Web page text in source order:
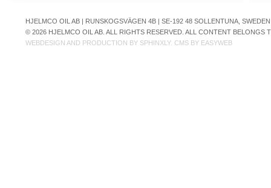
HJELMCO OIL AB | RUNSKOGSVÄGEN 4B | SE-192 48 SOLLENTUNA,
© 2026 HJELMCO OIL AB. ALL RIGHTS RESERVED. ALL CONTENT
WEBDESIGN AND PRODUCTION BY SPHINXLY. CMS BY EASYWEB